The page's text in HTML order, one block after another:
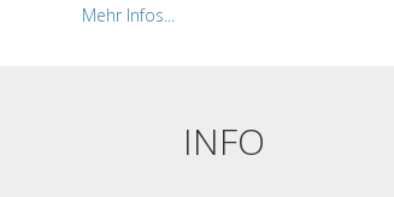
Mehr Infos...
INFO